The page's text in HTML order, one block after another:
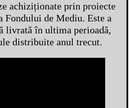
achiziționate prin proiecte
Fondului de Mediu. Este a
livrată în ultima perioadă,
distribuite anul trecut.